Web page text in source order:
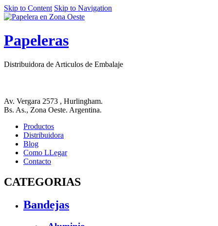
Skip to Content Skip to Navigation
Papeleras
Distribuidora de Articulos de Embalaje
Av. Vergara 2573 , Hurlingham.
Bs. As., Zona Oeste. Argentina.
Productos
Distribuidora
Blog
Como LLegar
Contacto
CATEGORIAS
Bandejas